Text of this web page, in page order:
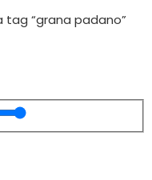
“grana padano”